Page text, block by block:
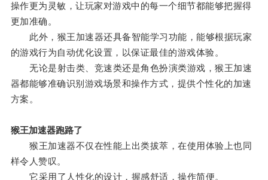
操作更为灵敏，让玩家对游戏中的每一个细节都能够把握得
更加准确。
此外，猴王加速器还具备智能学习功能，能够根据玩家
的游戏行为自动优化设置，以保证最佳的游戏体验。
无论是射击类、竞速类还是角色扮演类游戏，猴王加速
器都能够准确识别游戏场景和操作方式，提供个性化的加速
方案。
猴王加速器跑路了
猴王加速器不仅在性能上出类拔萃，在使用体验上也同
样令人赞叹。
它采用了人性化的设计，握感舒适，操作简便。